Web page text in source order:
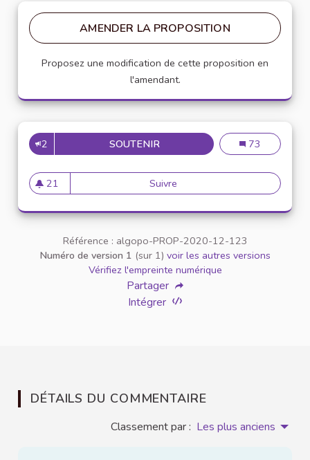
AMENDER LA PROPOSITION
Proposez une modification de cette proposition en
l'amendant.
2 SOUTENIRINCLUSION DES ÉTUDIANTS
Inclusion des
73
21
21 abonnés
Suivre Inclusion des étudiants en
Référence : algopo-PROP-2020-12-123
Numéro de version 1 (sur 1) voir les autres versions
Vérifiez l'empreinte numérique
Partager
Intégrer
DÉTAILS DU COMMENTAIRE
Classement par : Les plus anciens